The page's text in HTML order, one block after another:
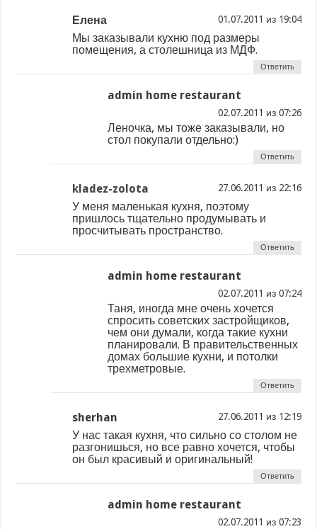
Елена из
Мы заказывали кухню под размеры
помещения, а столешница из МДФ.
Ответить
admin home restaurant
из
Леночка, мы тоже заказывали, но
стол покупали отдельно:)
Ответить
kladez-zolota из
У меня маленькая кухня, поэтому
пришлось тщательно продумывать и
просчитывать пространство.
Ответить
admin home restaurant
из
Таня, иногда мне очень хочется
спросить советских застройщиков,
чем они думали, когда такие кухни
планировали. В правительственных
домах большие кухни, и потолки
трехметровые.
Ответить
sherhan из
У нас такая кухня, что сильно со столом не
разгонишься, но все равно хочется, чтобы
он был красивый и оригинальный!
Ответить
admin home restaurant
из